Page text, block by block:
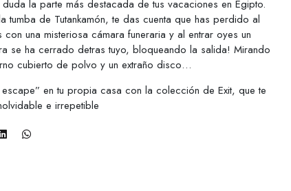
la parte más destacada de tus vacaciones en Egipto.
tumba de Tutankamón, te das cuenta que has perdido al
una misteriosa cámara funeraria y al entrar oyes un
se ha cerrado detras tuyo, bloqueando la salida! Mirando
cubierto de polvo y un extraño disco…
en tu propia casa con la colección de Exit, que te
e irrepetible